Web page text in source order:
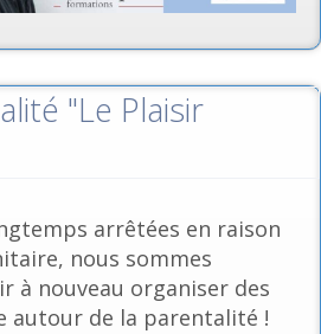
"Le Plaisir
arrêtées en raison
nous sommes
à nouveau organiser des
autour de la parentalité !